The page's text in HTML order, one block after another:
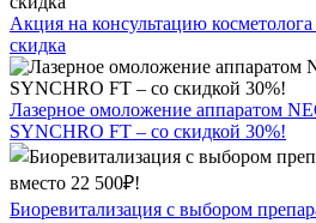
Акция на консультацию
скидка
Лазерное омоложение аппаратом
SYNCHRO FT – со скидкой 30%!
Биоревитализация с выбором